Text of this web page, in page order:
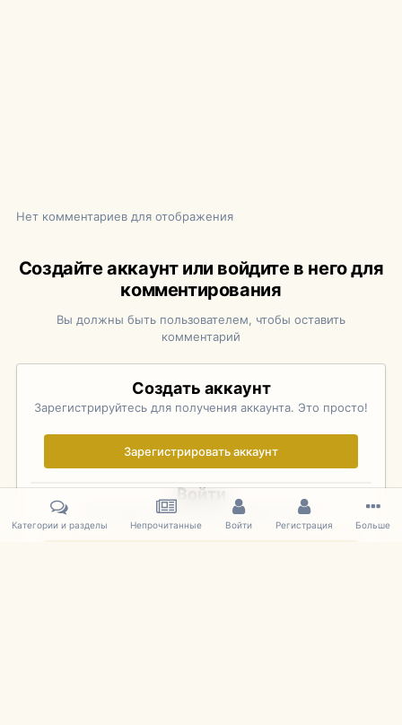
Нет комментариев для отображения
Создайте аккаунт или войдите в него для
комментирования
Вы должны быть пользователем, чтобы оставить
комментарий
Создать аккаунт
Зарегистрируйтесь для получения аккаунта. Это просто!
Зарегистрировать аккаунт
Войти
Уже зарегистрированы? Войдите здесь.
Категории и разделы Непрочитанные Войти Регистрация Больше